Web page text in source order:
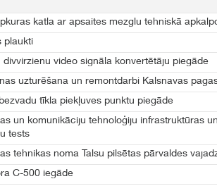
katla ar apsaites mezglu tehniskā
plaukti
divvirzienu video signāla konvertētāju piegāde
uzturēšana un remontdarbi Kalsnavas
tīkla piekļuves punktu piegāde
un komunikāciju tehnoloģiju infrastruktūras
tests
tehnikas noma Talsu pilsētas pārvaldes
C-500 iegāde